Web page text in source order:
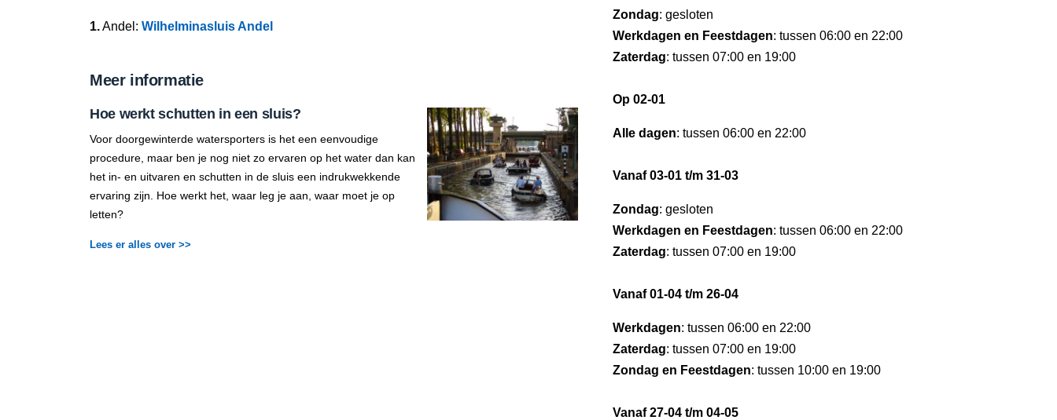
1.Andel: Wilhelminasluis Andel
Meer informatie
Hoe werkt schutten in een sluis?
Voor doorgewinterde watersporters is het een eenvoudige
procedure, maar ben je nog niet zo ervaren op het water dan kan
het in- en uitvaren en schutten in de sluis een indrukwekkende
ervaring zijn. Hoe werkt het, waar leg je aan, waar moet je op
letten?
Lees er alles over >>
Zondag: gesloten
Werkdagen en Feestdagen: tussen 06:00 en 22:00
Zaterdag: tussen 07:00 en 19:00
Op 02-01
Alle dagen: tussen 06:00 en 22:00
Vanaf 03-01 t/m 31-03
Zondag: gesloten
Werkdagen en Feestdagen: tussen 06:00 en 22:00
Zaterdag: tussen 07:00 en 19:00
Vanaf 01-04 t/m 26-04
Werkdagen: tussen 06:00 en 22:00
Zaterdag: tussen 07:00 en 19:00
Zondag en Feestdagen: tussen 10:00 en 19:00
Vanaf 27-04 t/m 04-05